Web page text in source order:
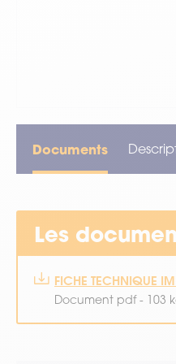
Documents
Les
FICHE TECHNIQUE
Document pdf - 103